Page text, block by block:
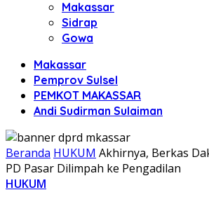
Makassar
Sidrap
Gowa
Makassar
Pemprov Sulsel
PEMKOT MAKASSAR
Andi Sudirman Sulaiman
Beranda HUKUM Akhirnya, Berkas
PD Pasar Dilimpah ke Pengadilan
HUKUM